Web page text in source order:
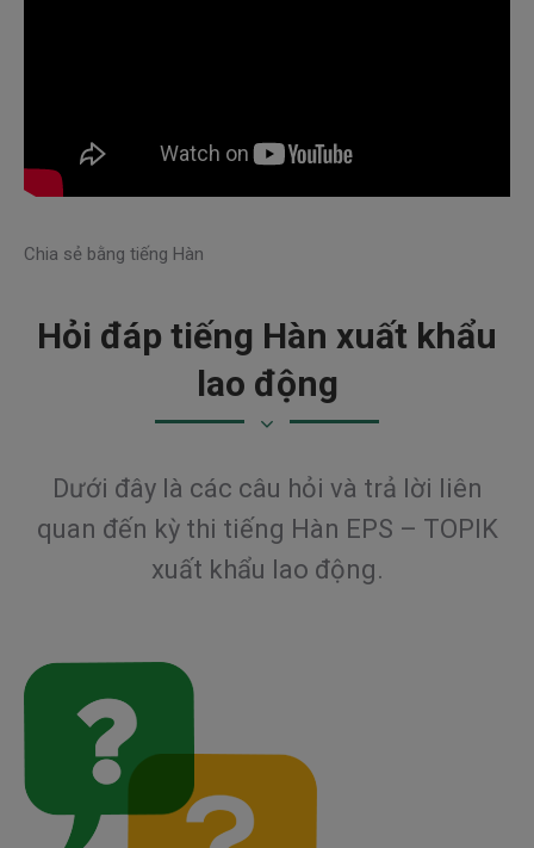
Chia sẻ bằng tiếng Hàn
Hỏi đáp tiếng Hàn xuất khẩu
lao động
Dưới đây là các câu hỏi và trả lời liên
quan đến kỳ thi tiếng Hàn EPS – TOPIK
xuất khẩu lao động.